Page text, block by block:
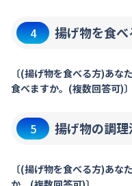
4 揚げ物を食べ
〔(揚げ物を食べる方)あな
食べますか。(複数回答可)〕
5 揚げ物の調
〔(揚げ物を食べる方)あな